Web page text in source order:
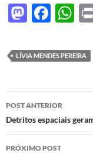
M
to
d
o
n
F
e
b
o
o
k
W
at
s
A
p
LÍVIA MENDES PEREIRA
Navegação
de
posts
POST ANTERIOR
Detritos espaciais
PRÓXIMO POST